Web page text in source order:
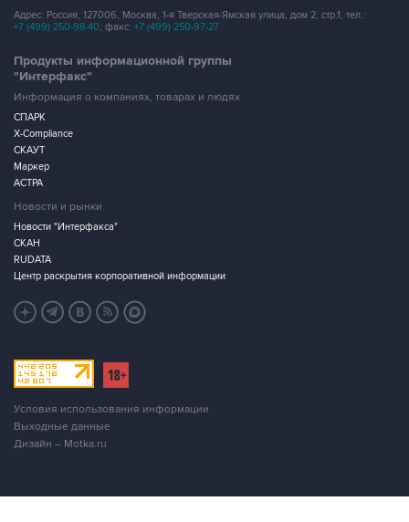
Адрес: Россия, 127006, Москва, 1-я Тверская-Ямская улица, дом 2, стр.1, тел.:
+7 (499) 250-98-40 , факс: +7 (499) 250-97-27
Продукты информационной группы
"Интерфакс"
Информация о компаниях, товарах и людях
СПАРК
X-Compliance
СКАУТ
Маркер
АСТРА
Новости и рынки
Новости "Интерфакса"
СКАН
RUDATA
Центр раскрытия корпоративной информации
Условия использования информации
Выходные данные
Дизайн – Motka.ru